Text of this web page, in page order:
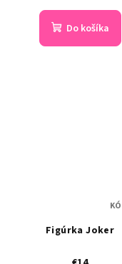
Do košíka
Figúrka Joker